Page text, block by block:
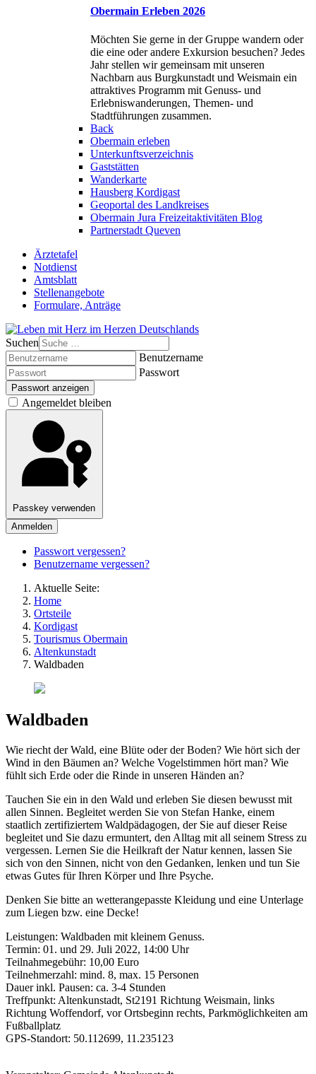
Obermain Erleben 2026
Möchten Sie gerne in der Gruppe wandern oder
die eine oder andere Exkursion besuchen? Jedes
Jahr stellen wir gemeinsam mit unseren
Nachbarn aus Burgkunstadt und Weismain ein
attraktives Programm mit Genuss- und
Erlebniswanderungen, Themen- und
Stadtführungen zusammen.
Back
Obermain erleben
Unterkunftsverzeichnis
Gaststätten
Wanderkarte
Hausberg Kordigast
Geoportal des Landkreises
Obermain Jura Freizeitaktivitäten Blog
Partnerstadt Queven
Ärztetafel
Notdienst
Amtsblatt
Stellenangebote
Formulare, Anträge
Suchen
Benutzername
Passwort
Passwort anzeigen
Angemeldet bleiben
Passkey verwenden
Anmelden
Passwort vergessen?
Benutzername vergessen?
Aktuelle Seite:
Home
Ortsteile
Kordigast
Tourismus Obermain
Altenkunstadt
Waldbaden
Waldbaden
Wie riecht der Wald, eine Blüte oder der Boden? Wie hört sich der
Wind in den Bäumen an? Welche Vogelstimmen hört man? Wie
fühlt sich Erde oder die Rinde in unseren Händen an?
Tauchen Sie ein in den Wald und erleben Sie diesen bewusst mit
allen Sinnen. Begleitet werden Sie von Stefan Hanke, einem
staatlich zertifiziertem Waldpädagogen, der Sie auf dieser Reise
begleitet und Sie dazu ermuntert, den Alltag mit all seinem Stress zu
vergessen. Lernen Sie die Heilkraft der Natur kennen, lassen Sie
sich von den Sinnen, nicht von den Gedanken, lenken und tun Sie
etwas Gutes für Ihren Körper und Ihre Psyche.
Denken Sie bitte an wetterangepasste Kleidung und eine Unterlage
zum Liegen bzw. eine Decke!
Leistungen: Waldbaden mit kleinem Genuss.
Termin: 01. und 29. Juli 2022, 14:00 Uhr
Teilnahmegebühr: 10,00 Euro
Teilnehmerzahl: mind. 8, max. 15 Personen
Dauer inkl. Pausen: ca. 3-4 Stunden
Treffpunkt: Altenkunstadt, St2191 Richtung Weismain, links
Richtung Woffendorf, vor Ortsbeginn rechts, Parkmöglichkeiten am
Fußballplatz
GPS-Standort: 50.112699, 11.235123